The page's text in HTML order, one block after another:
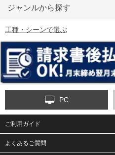
6-矢印板/LED矢印板
9-点字マット・タイ
ジャンルから探す
工種・シーンで選ぶ
PC
ご利用ガイド
よくあるご質問